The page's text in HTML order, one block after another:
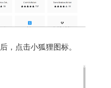
，点击小狐狸图标。